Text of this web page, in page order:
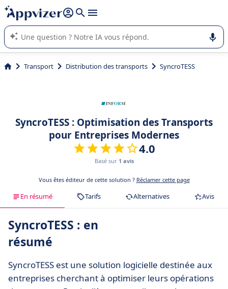
répondre (plusieurs lignes avec
L'IA de Appvizer vous guide dans l'utilisation ou la sélection de
logiciel SaaS en entreprise.
Transport Distribution des transports SyncroTESS
SyncroTESS : Optimisation des Transports
pour Entreprises Modernes
4.0
Basé sur 1 avis
Vous êtes éditeur de cette solution ? Réclamer cette page
En résumé Tarifs Alternatives Avis
SyncroTESS : en
résumé
SyncroTESS est une solution logicielle destinée aux
entreprises cherchant à optimiser leurs opérations